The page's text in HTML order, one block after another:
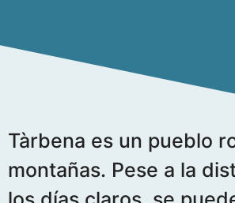
Tàrbena es un pueblo
montañas. Pese a la